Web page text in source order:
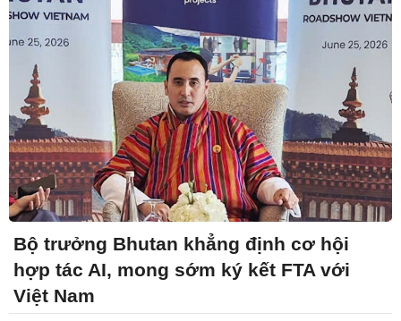
Bộ trưởng Bhutan khẳng định cơ hội
hợp tác AI, mong sớm ký kết FTA với
Việt Nam